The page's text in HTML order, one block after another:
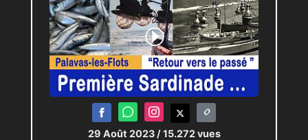
29 Août 2023 / 15.272 vues